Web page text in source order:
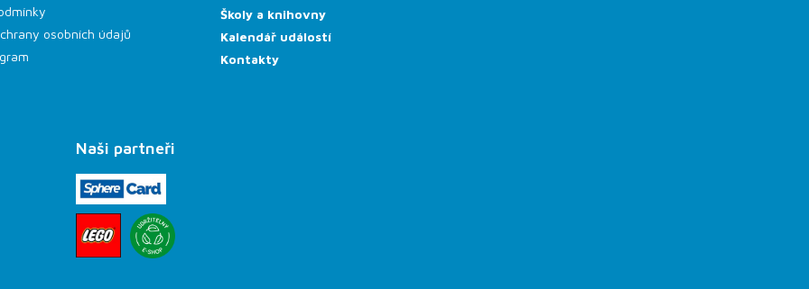
osobních údajů
Školy a knihovny
Kalendář událostí
Kontakty
Naši partneři